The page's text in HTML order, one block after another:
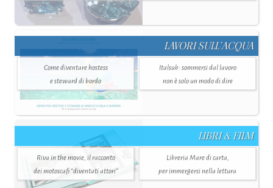
LAVORI SULL’ACQUA
Come diventare hostess
e steward di bordo
Italsub: sommersi dal lavoro
non è solo un modo di dire
LIBRI & FILM
Riva in the movie, il racconto
dei motoscafi “diventati attori”
Libreria Mare di carta,
per immergersi nella lettura